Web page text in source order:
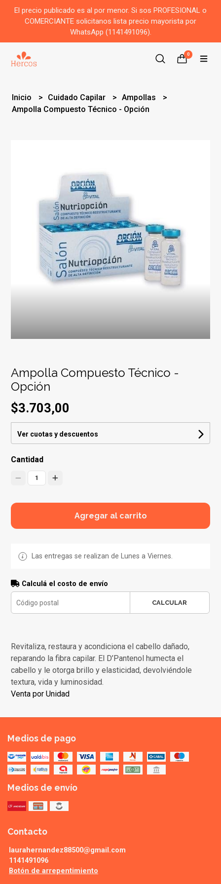
El precio publicado es al por menor. Si sos PROFESIONAL o
COMERCIANTE solicitanos lista precio mayorista por
WhatsApp (1141491096).
0
Inicio Cuidado Capilar
Ampollas
Ampolla Compuesto Técnico - Opción
Ampolla Compuesto Técnico -
Opción
$3.703,00
Ver cuotas y descuentos
Cantidad
1
Agregar al carrito
Las entregas se realizan de Lunes a Viernes.
Calculá el costo de envío
CALCULAR
Revitaliza, restaura y acondiciona el cabello dañado,
reparando la fibra capilar. El D’Pantenol humecta el
cabello y le otorga brillo y elasticidad, devolviéndole
textura, vida y luminosidad.
Venta por Unidad
Medios de pago
Medios de envío
Contacto
laurahernandez88500@gmail.com
1141491096
Botón de arrepentimiento